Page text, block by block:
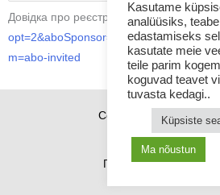
Довідка про реєстрацію:https://
m=abo-invited
Copyright © 2026
Як купити
Політика щодо
Kasutame
analüüsiks,
edastamiseks
kasutate meie
teile parim
koguvad teavet
tuvasta kedagi..
Küpsiste
Ma nõustun